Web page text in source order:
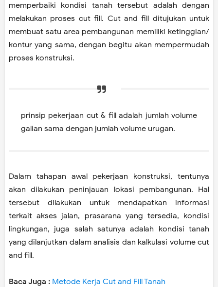
memperbaiki kondisi tanah tersebut adalah dengan
melakukan proses cut fill. Cut and fill ditujukan untuk
membuat satu area pembangunan memiliki ketinggian/
kontur yang sama, dengan begitu akan mempermudah
proses konstruksi.
prinsip pekerjaan cut & fill adalah jumlah volume
galian sama dengan jumlah volume urugan.
Dalam tahapan awal pekerjaan konstruksi, tentunya
akan dilakukan peninjauan lokasi pembangunan. Hal
tersebut dilakukan untuk mendapatkan informasi
terkait akses jalan, prasarana yang tersedia, kondisi
lingkungan, juga salah satunya adalah kondisi tanah
yang dilanjutkan dalam analisis dan kalkulasi volume cut
and fill.
Baca Juga : Metode Kerja Cut and Fill Tanah